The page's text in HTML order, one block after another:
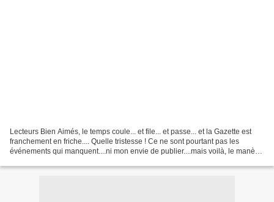
Lecteurs Bien Aimés, le temps coule... et file... et passe... et la Gazette est
franchement en friche.... Quelle tristesse ! Ce ne sont pourtant pas les
événements qui manquent....ni mon envie de publier....mais voilà, le manège